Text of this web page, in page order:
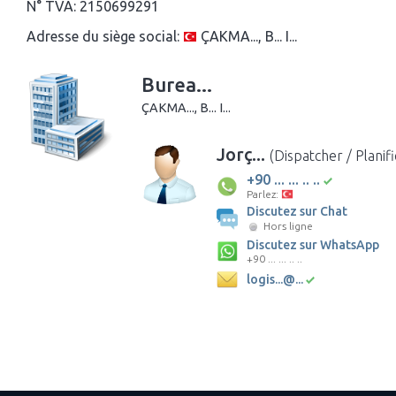
N° TVA: 2150699291
Adresse du siège social:
ÇAKMA..., B... I...
Burea...
ÇAKMA..., B... I...
Jorç... (Dispatcher /
+90 ... ... .. ..
Parlez:
Discutez sur Chat
Hors ligne
Discutez sur WhatsApp
+90 ... ... .. ..
logis...@...